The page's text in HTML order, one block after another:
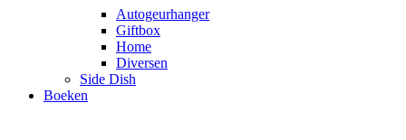
Autogeurhanger
Giftbox
Home
Diversen
Side Dish
Boeken